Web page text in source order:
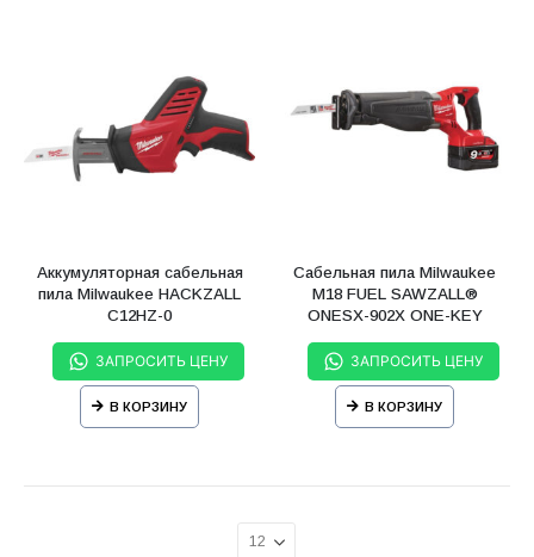
Аккумуляторная сабельная
пила Milwaukee HACKZALL
C12HZ-0
ЗАПРОСИТЬ ЦЕНУ
В КОРЗИНУ
Сабельная пила Milwaukee
М18 FUEL SAWZALL®
ONESX-902X ONE-KEY
ЗАПРОСИТЬ ЦЕНУ
В КОРЗИНУ